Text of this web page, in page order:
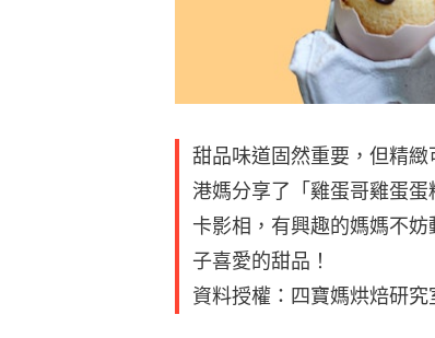
甜品味道固然重要，但精
港媽分享了「雞蛋哥雞蛋
卡影相，有興趣的媽媽不
子喜愛的甜品！
資料授權：四寶媽烘焙研究